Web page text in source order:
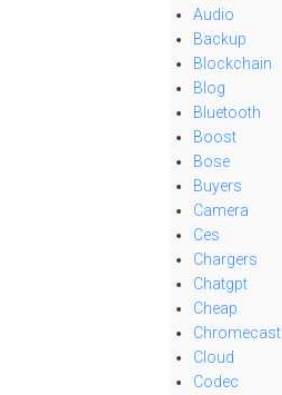
Audio
Backup
Blockchain
Blog
Bluetooth
Boost
Bose
Buyers
Camera
Ces
Chargers
Chatgpt
Cheap
Chromecast
Cloud
Codec